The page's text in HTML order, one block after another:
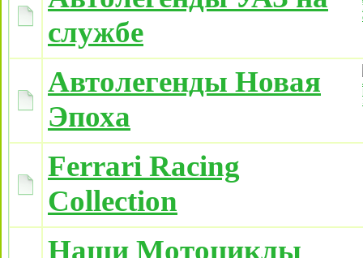
службе
Автолегенды Новая
Эпоха
Ferrari Racing
Collection
Наши Мотоциклы